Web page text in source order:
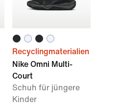
Recyclingmaterialien
Nike Omni Multi-
Court
Schuh für jüngere
Kinder